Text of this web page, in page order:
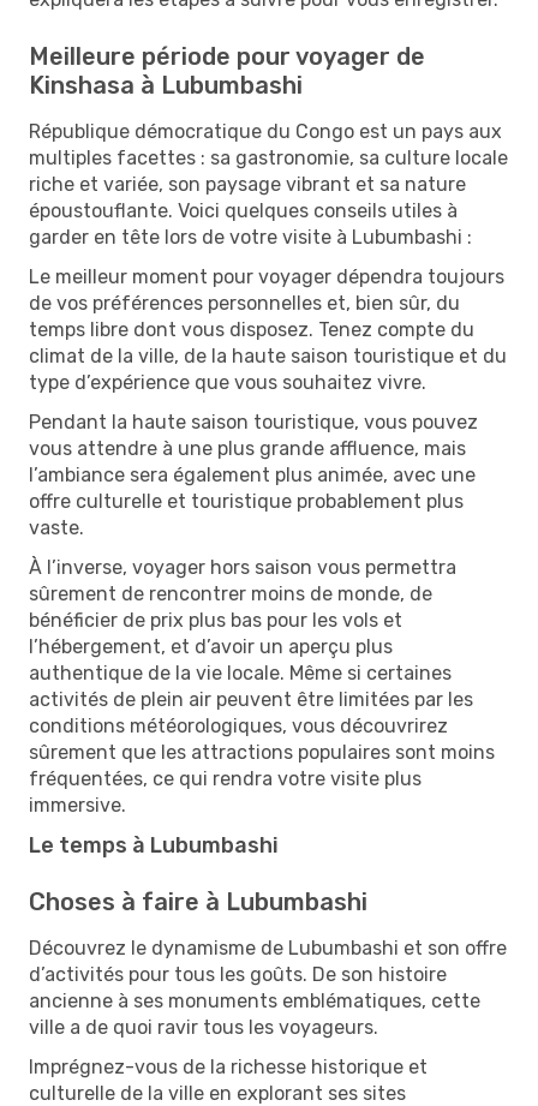
Meilleure période pour voyager de
Kinshasa à Lubumbashi
République démocratique du Congo est un pays aux
multiples facettes : sa gastronomie, sa culture locale
riche et variée, son paysage vibrant et sa nature
époustouflante. Voici quelques conseils utiles à
garder en tête lors de votre visite à Lubumbashi :
Le meilleur moment pour voyager dépendra toujours
de vos préférences personnelles et, bien sûr, du
temps libre dont vous disposez. Tenez compte du
climat de la ville, de la haute saison touristique et du
type d’expérience que vous souhaitez vivre.
Pendant la haute saison touristique, vous pouvez
vous attendre à une plus grande affluence, mais
l’ambiance sera également plus animée, avec une
offre culturelle et touristique probablement plus
vaste.
À l’inverse, voyager hors saison vous permettra
sûrement de rencontrer moins de monde, de
bénéficier de prix plus bas pour les vols et
l’hébergement, et d’avoir un aperçu plus
authentique de la vie locale. Même si certaines
activités de plein air peuvent être limitées par les
conditions météorologiques, vous découvrirez
sûrement que les attractions populaires sont moins
fréquentées, ce qui rendra votre visite plus
immersive.
Le temps à Lubumbashi
Choses à faire à Lubumbashi
Découvrez le dynamisme de Lubumbashi et son offre
d’activités pour tous les goûts. De son histoire
ancienne à ses monuments emblématiques, cette
ville a de quoi ravir tous les voyageurs.
Imprégnez-vous de la richesse historique et
culturelle de la ville en explorant ses sites